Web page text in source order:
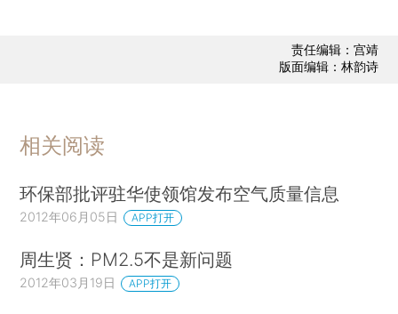
责任编辑：宫靖
版面编辑：林韵诗
相关阅读
环保部批评驻华使领馆发布空气质量信息
2012年06月05日 APP打开
周生贤：PM2.5不是新问题
2012年03月19日 APP打开